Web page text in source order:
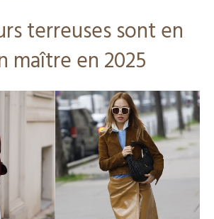
terreuses sont en
maître en 2025